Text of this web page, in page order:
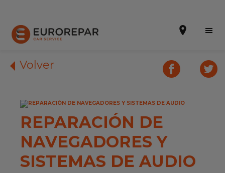
Solicitar una cita
Presupuesto Online
Incorporarse a la RED
La Marca
Volver
REPARACIÓN DE
NAVEGADORES Y
SISTEMAS DE AUDIO